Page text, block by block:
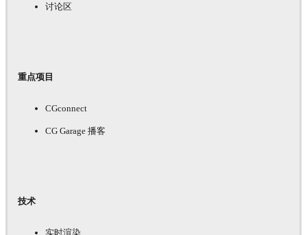
讨论区
重点项目
CGconnect
CG Garage 播客
技术
实时渲染